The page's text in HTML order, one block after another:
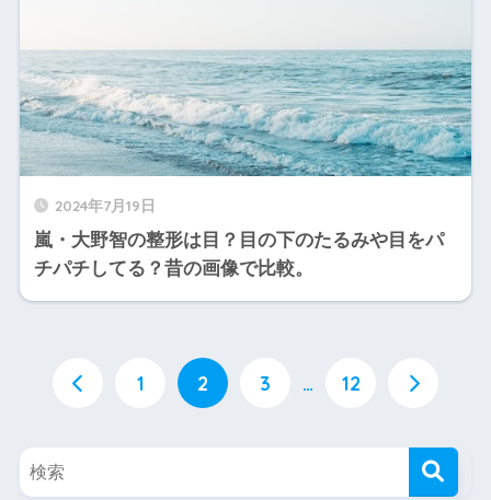
2024年7月19日
嵐・大野智の整形は目？目の下のたるみや目をパ
チパチしてる？昔の画像で比較。
1 2 3 … 12